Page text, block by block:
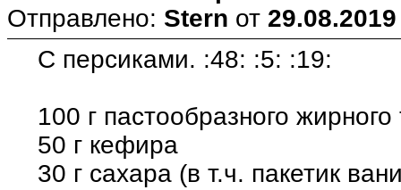
Отправлено: Stern от
С персиками. :48: :5: :19:
100 г пастообразного жирного
50 г кефира
30 г сахара (в т.ч. пакетик